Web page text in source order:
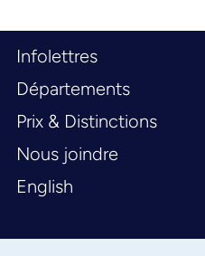
Infolettres
Départements
Prix & Distinctions
Nous joindre
English